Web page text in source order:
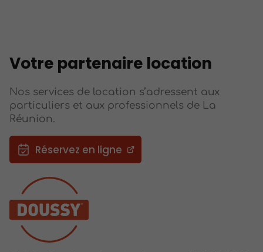
Votre partenaire location
Nos services de location s’adressent aux
particuliers et aux professionnels de La
Réunion.
Réservez en ligne